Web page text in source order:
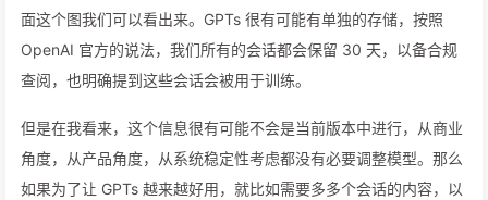
面这个图我们可以看出来。GPTs 很有可能有单独的存储，按照
OpenAI 官方的说法，我们所有的会话都会保留 30 天，以备合规
查阅，也明确提到这些会话会被用于训练。
但是在我看来，这个信息很有可能不会是当前版本中进行，从商业
角度，从产品角度，从系统稳定性考虑都没有必要调整模型。那么
如果为了让 GPTs 越来越好用，就比如需要多多个会话的内容，以